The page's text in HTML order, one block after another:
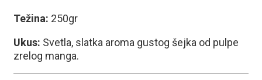
Težina: 250gr
Ukus: Svetla, slatka aroma gustog šejka od pulpe
zrelog manga.